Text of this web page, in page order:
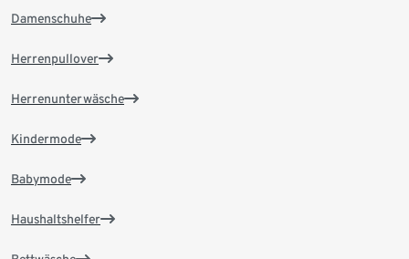
Damenschuhe
Herrenpullover
Herrenunterwäsche
Kindermode
Babymode
Haushaltshelfer